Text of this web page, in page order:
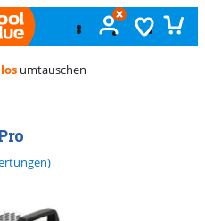
umtauschen
auf 715 Bewertungen.